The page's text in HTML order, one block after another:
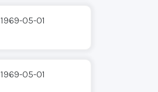
1969-05-01
1969-05-01